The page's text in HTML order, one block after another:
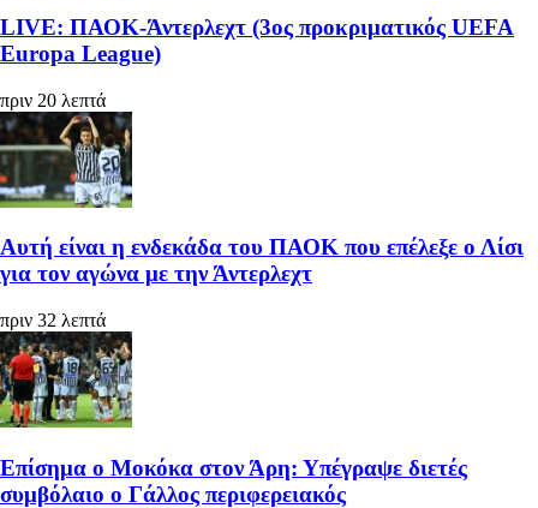
LIVE: ΠΑΟΚ-Άντερλεχτ (3ος προκριματικός UEFA
Europa League)
πριν 20 λεπτά
Αυτή είναι η ενδεκάδα του ΠΑΟΚ που επέλεξε ο Λίσι
για τον αγώνα με την Άντερλεχτ
πριν 32 λεπτά
Επίσημα ο Μοκόκα στον Άρη: Υπέγραψε διετές
συμβόλαιο ο Γάλλος περιφερειακός